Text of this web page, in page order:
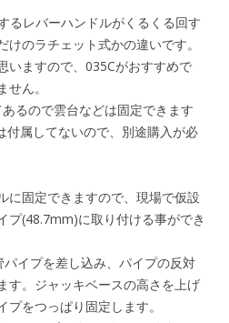
るレバーハンドルがくるくる回す
のラチェット式かの違いです。
いますので、035Cがおすすめで
ん。
るので雲台などは固定できます
属してないので、別途購入が必
固定できますので、現場で仮設
プ(48.7mm)に取り付ける事ができ
イプを差し込み、パイプの反対
す。ジャッキベースの高さを上げ
をつっぱり固定します。